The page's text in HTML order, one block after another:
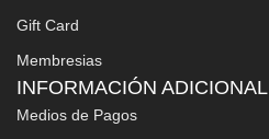
Gift Card
Membresias
INFORMACIÓN ADICIONAL
Medios de Pagos